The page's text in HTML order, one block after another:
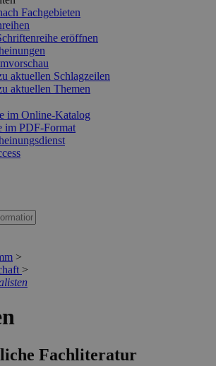
Fachgebieten
eröffnen
aktuellen Schlagzeilen
aktuellen Themen
im Online-Katalog
im PDF-Format
>
>
Fachliteratur